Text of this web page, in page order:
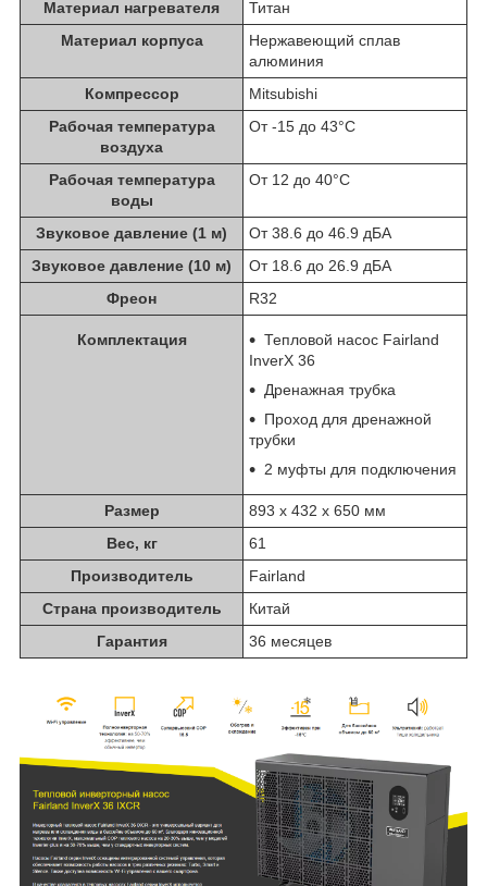
Материал нагревателя
Титан
Материал корпуса
Нержавеющий сплав
алюминия
Компрессор
Mitsubishi
Рабочая температура
воздуха
От -15 до 43°C
Рабочая температура
воды
От 12 до 40°C
Звуковое давление (1 м)
От 38.6 до 46.9 дБА
Звуковое давление (10 м)
От 18.6 до 26.9 дБА
Фреон
R32
Комплектация
Тепловой насос Fairland
InverX 36
Дренажная трубка
Проход для дренажной
трубки
2 муфты для подключения
Размер
893 х 432 х 650 мм
Вес, кг
61
Производитель
Fairland
Страна производитель
Китай
Гарантия
36 месяцев